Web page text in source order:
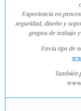
Experiencia en
seguridad, diseño y
grupos de trabajo
Envía tips de
También